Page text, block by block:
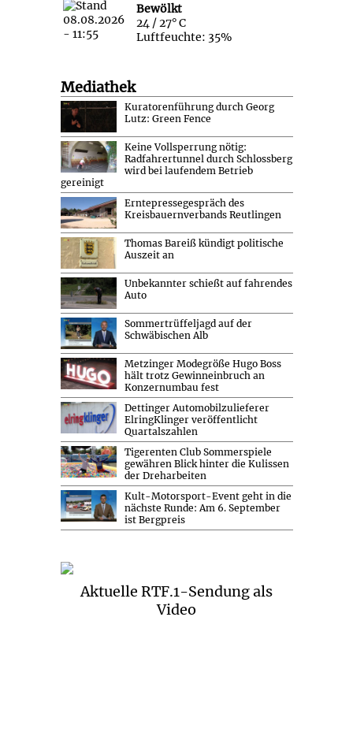
Bewölkt
24 / 27° C
Luftfeuchte: 35%
Mediathek
Kuratorenführung durch Georg
Lutz: Green Fence
Keine Vollsperrung nötig:
Radfahrertunnel durch Schlossberg
wird bei laufendem Betrieb
gereinigt
Erntepressegespräch des
Kreisbauernverbands Reutlingen
Thomas Bareiß kündigt politische
Auszeit an
Unbekannter schießt auf fahrendes
Auto
Sommertrüffeljagd auf der
Schwäbischen Alb
Metzinger Modegröße Hugo Boss
hält trotz Gewinneinbruch an
Konzernumbau fest
Dettinger Automobilzulieferer
ElringKlinger veröffentlicht
Quartalszahlen
Tigerenten Club Sommerspiele
gewähren Blick hinter die Kulissen
der Dreharbeiten
Kult-Motorsport-Event geht in die
nächste Runde: Am 6. September
ist Bergpreis
Aktuelle RTF.1-Sendung als
Video